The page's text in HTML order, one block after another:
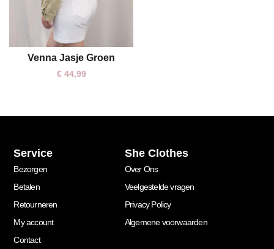
S/M M/L
Venna Jasje Groen
€44,99
Service
Bezorgen
Betalen
Retourneren
My account
Contact
She Clothes
Over Ons
Veelgestelde vragen
Privacy Policy
Algemene voorwaarden